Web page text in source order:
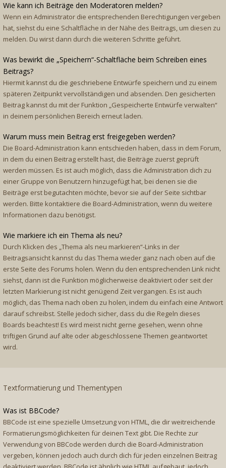
Wie kann ich Beiträge den Moderatoren melden?
Wenn ein Administrator die entsprechenden Berechtigungen vergeben
hat, siehst du eine Schaltfläche in der Nähe des Beitrags, um diesen zu
melden. Du wirst dann durch die weiteren Schritte geführt.
Was bewirkt die „Speichern“-Schaltfläche beim Schreiben eines
Beitrags?
Hiermit kannst du die geschriebene Entwürfe speichern und zu einem
späteren Zeitpunkt vervollständigen und absenden. Den gesicherten
Beitrag kannst du mit der Funktion „Gespeicherte Entwürfe verwalten“
in deinem persönlichen Bereich erneut laden.
Warum muss mein Beitrag erst freigegeben werden?
Die Board-Administration kann entschieden haben, dass in dem Forum,
in dem du einen Beitrag erstellt hast, die Beiträge zuerst geprüft
werden müssen. Es ist auch möglich, dass die Administration dich zu
einer Gruppe von Benutzern hinzugefügt hat, bei denen sie die
Beiträge erst begutachten möchte, bevor sie auf der Seite sichtbar
werden. Bitte kontaktiere die Board-Administration, wenn du weitere
Informationen dazu benötigst.
Wie markiere ich ein Thema als neu?
Durch Klicken des „Thema als neu markieren“-Links in der
Beitragsansicht kannst du das Thema wieder ganz nach oben auf die
erste Seite des Forums holen. Wenn du den entsprechenden Link nicht
siehst, dann ist die Funktion möglicherweise deaktiviert oder seit der
letzten Markierung ist nicht genügend Zeit vergangen. Es ist auch
möglich, das Thema nach oben zu holen, indem du einfach eine Antwort
darauf schreibst. Stelle jedoch sicher, dass du die Regeln dieses
Boards beachtest! Es wird meist nicht gerne gesehen, wenn ohne
triftigen Grund auf alte oder abgeschlossene Themen geantwortet
wird.
Textformatierung und Thementypen
Was ist BBCode?
BBCode ist eine spezielle Umsetzung von HTML, die dir weitreichende
Formatierungsmöglichkeiten für deinen Text gibt. Die Rechte zur
Verwendung von BBCode werden durch die Board-Administration
vergeben, können jedoch auch durch dich für jeden einzelnen Beitrag